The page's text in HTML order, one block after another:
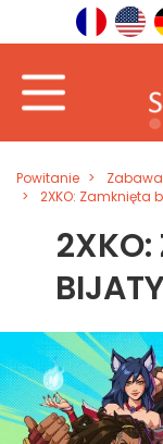
Powitanie Zabawa
2XKO: Zamknięta
2XKO: